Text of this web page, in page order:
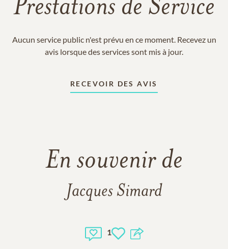
Prestations de Service
Aucun service public n'est prévu en ce moment. Recevez un
avis lorsque des services sont mis à jour.
RECEVOIR DES AVIS
En souvenir de
Jacques Simard
1